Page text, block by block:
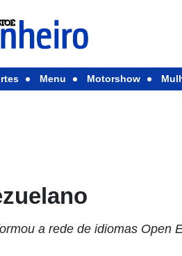
Menu Motorshow
a rede de idiomas Open